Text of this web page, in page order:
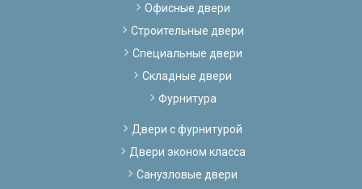
Офисные двери
Строительные двери
Специальные двери
Складные двери
Фурнитура
Двери с фурнитурой
Двери эконом класса
Санузловые двери